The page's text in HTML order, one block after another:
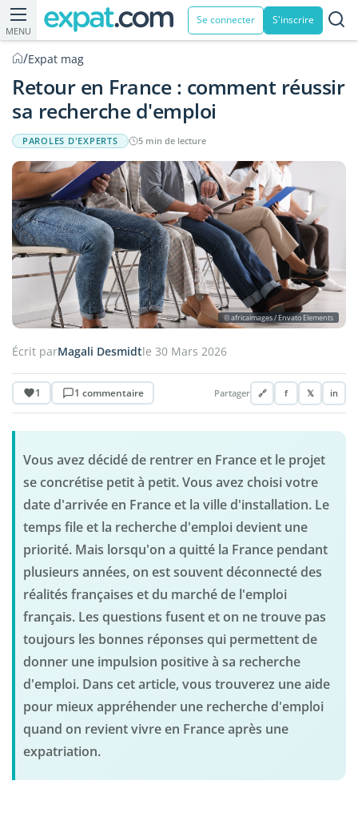
MENU
Se connecter S'inscrire
/Expat mag
Retour en France : comment réussir
sa recherche d'emploi
PAROLES D'EXPERTS 5 min de lecture
© africaimages / Envato Elements
Écrit parMagali Desmidtle 30 Mars 2026
1 1 commentaire Partager 🔗 f 𝕏 in
Vous avez décidé de rentrer en France et le projet
se concrétise petit à petit. Vous avez choisi votre
date d'arrivée en France et la ville d'installation. Le
temps file et la recherche d'emploi devient une
priorité. Mais lorsqu'on a quitté la France pendant
plusieurs années, on est souvent déconnecté des
réalités françaises et du marché de l'emploi
français. Les questions fusent et on ne trouve pas
toujours les bonnes réponses qui permettent de
donner une impulsion positive à sa recherche
d'emploi. Dans cet article, vous trouverez une aide
pour mieux appréhender une recherche d'emploi
quand on revient vivre en France après une
expatriation.